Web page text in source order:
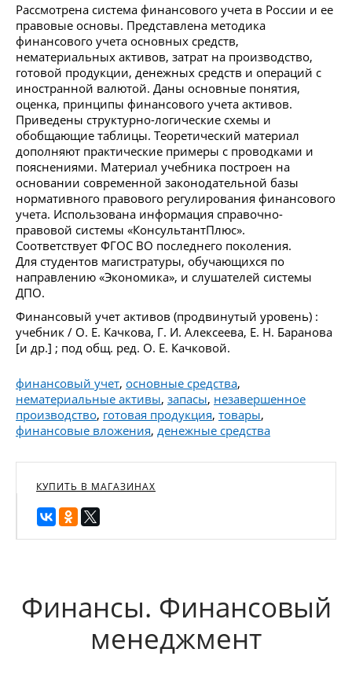
Рассмотрена система финансового учета в России и ее
правовые основы. Представлена методика
финансового учета основных средств,
нематериальных активов, затрат на производство,
готовой продукции, денежных средств и операций с
иностранной валютой. Даны основные понятия,
оценка, принципы финансового учета активов.
Приведены структурно-логические схемы и
обобщающие таблицы. Теоретический материал
дополняют практические примеры с проводками и
пояснениями. Материал учебника построен на
основании современной законодательной базы
нормативного правового регулирования финансового
учета. Использована информация справочно-
правовой системы «КонсультантПлюс».
Соответствует ФГОС ВО последнего поколения.
Для студентов магистратуры, обучающихся по
направлению «Экономика», и слушателей системы
ДПО.
Финансовый учет активов (продвинутый уровень) :
учебник / О. Е. Качкова, Г. И. Алексеева, Е. Н. Баранова
[и др.] ; под общ. ред. О. Е. Качковой.
финансовый учет, основные средства,
нематериальные активы, запасы, незавершенное
производство, готовая продукция, товары,
финансовые вложения, денежные средства
КУПИТЬ В МАГАЗИНАХ
Финансы. Финансовый
менеджмент